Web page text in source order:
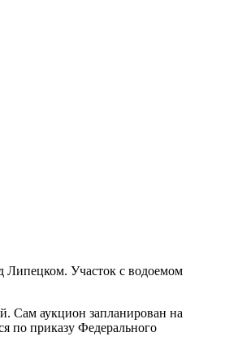
Липецком. Участок с водоемом
Сам аукцион запланирован на
по приказу Федерального